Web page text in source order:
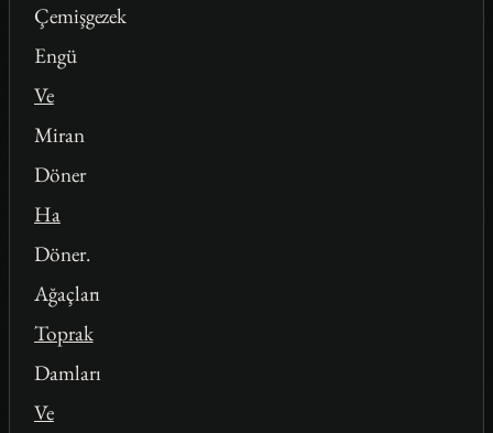
Çemişgezek
Engü
Ve
Miran
Döner
Ha
Döner.
Ağaçları
Toprak
Damları
Ve